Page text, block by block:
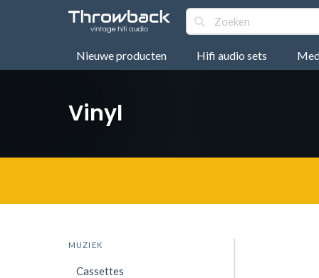
Nieuwe producten Hifi audio sets
Vinyl
MUZIEK
Cassettes